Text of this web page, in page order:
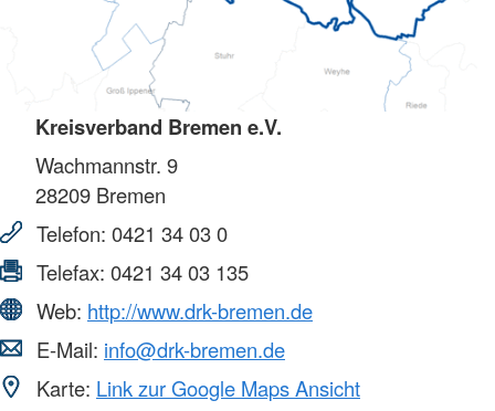
Kreisverband Bremen e.V.
Wachmannstr. 9
28209 Bremen
Telefon: 0421 34 03 0
Telefax: 0421 34 03 135
Web: http://www.drk-bremen.de
E-Mail: info@drk-bremen.de
Karte: Link zur Google Maps Ansicht